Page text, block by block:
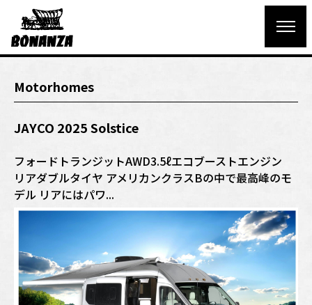
Motorhomes
JAYCO 2025 Solstice
フォードトランジットAWD3.5ℓエコブーストエンジン
リアダブルタイヤ アメリカンクラスBの中で最高峰のモ
デル リアにはパワ...